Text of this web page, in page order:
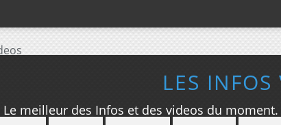
LES INFOS
Le meilleur des Infos et des videos du